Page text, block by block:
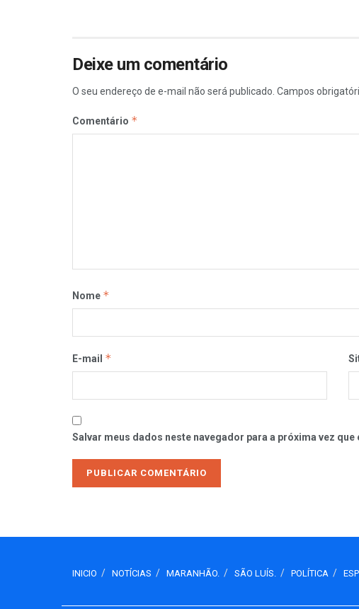
Deixe um comentário
O seu endereço de e-mail não será publicado. Campos
Comentário *
Nome *
E-mail *
Salvar meus dados neste navegador para a próxima vez que
INICIO NOTÍCIAS MARANHÃO. SÃO LUÍS. POLÍTICA